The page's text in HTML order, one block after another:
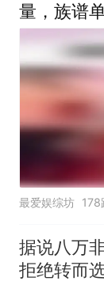
量，族谱
最爱娱综坊 178
据说八万
拒绝转而